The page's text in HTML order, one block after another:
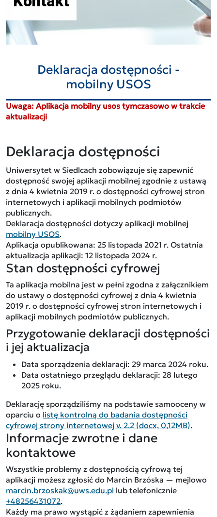
Deklaracja dostępności -
mobilny USOS
Uwaga: Aplikacja mobilny usos tymczasowo w trakcie
aktualizacji
Deklaracja dostępności
Uniwersytet w Siedlcach zobowiązuje się zapewnić
dostępność swojej aplikacji mobilnej zgodnie z ustawą
z dnia 4 kwietnia 2019 r. o dostępności cyfrowej stron
internetowych i aplikacji mobilnych podmiotów
publicznych.
Deklaracja dostępności dotyczy aplikacji mobilnej
mobilny USOS.
Aplikacja opublikowana: 25 listopada 2021 r. Ostatnia
aktualizacja aplikacji: 12 listopada 2024 r.
Stan dostępności cyfrowej
Ta aplikacja mobilna jest w pełni zgodna z załącznikiem
do ustawy o dostępności cyfrowej z dnia 4 kwietnia
2019 r. o dostępności cyfrowej stron internetowych i
aplikacji mobilnych podmiotów publicznych.
Przygotowanie deklaracji dostępności
i jej aktualizacja
Data sporządzenia deklaracji: 29 marca 2024 roku.
Data ostatniego przeglądu deklaracji: 28 lutego
2025 roku.
Deklarację sporządziliśmy na podstawie samooceny w
oparciu o listę kontrolną do badania dostępności
cyfrowej strony internetowej v. 2.2 (docx, 0,12MB).
Informacje zwrotne i dane
kontaktowe
Wszystkie problemy z dostępnością cyfrową tej
aplikacji możesz zgłosić do Marcin Brzóska — mejlowo
marcin.brzoskak@uws.edu.pl lub telefonicznie
+48256431072.
Każdy ma prawo wystąpić z żądaniem zapewnienia